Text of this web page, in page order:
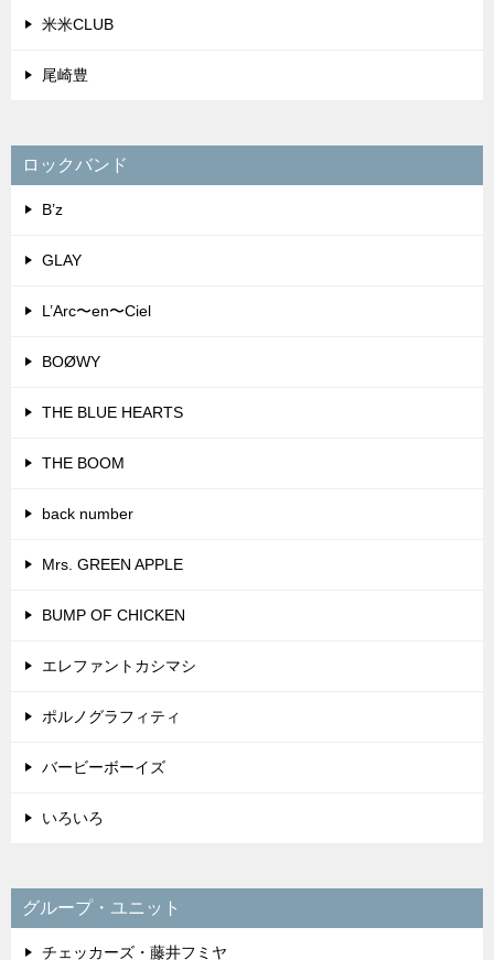
米米CLUB
尾崎豊
ロックバンド
B’z
GLAY
L’Arc〜en〜Ciel
BOØWY
THE BLUE HEARTS
THE BOOM
back number
Mrs. GREEN APPLE
BUMP OF CHICKEN
エレファントカシマシ
ポルノグラフィティ
バービーボーイズ
いろいろ
グループ・ユニット
チェッカーズ・藤井フミヤ